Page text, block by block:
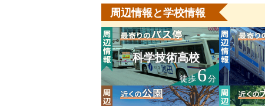
周辺情報と学校情報
科学技術高校
徒歩6分